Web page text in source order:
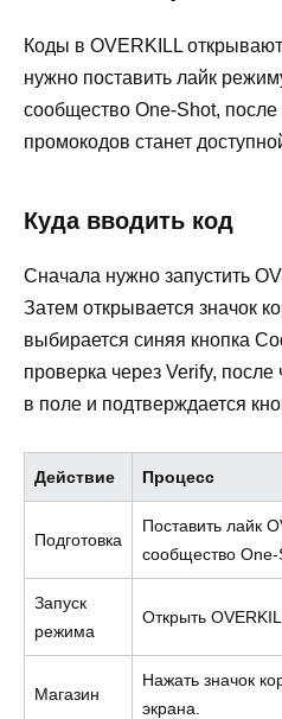
Коды в OVERKILL
нужно поставить лайк
сообщество One-Shot, после
промокодов станет
Куда вводить код
Сначала нужно запустить
Затем открывается значок
выбирается синяя кнопка
проверка через Verify,
в поле и подтверждается
Действие Процесс
Подготовка
Поставить лайк
сообщество One-
Запуск
режима
Открыть
Магазин
Нажать значок
экрана.